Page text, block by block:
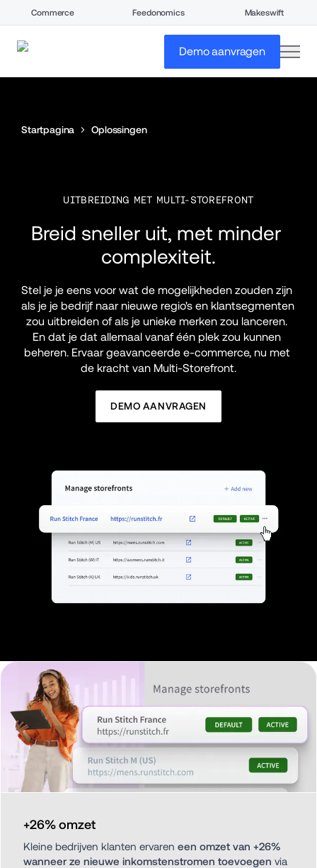
Commerce Feedonomics Makeswift
Demo aanvragen
Startpagina Oplossingen
UITBREIDING MET MULTI-STOREFRONT
Breid sneller uit, met minder
complexiteit.
Stel je je eens voor wat de mogelijkheden zouden zijn
als je je bedrijf naar nieuwe regio's en klantsegmenten
zou uitbreiden of als je unieke merken zou lanceren.
En dat je dat allemaal vanaf één plek zou kunnen
beheren. Ervaar geavanceerde e-commerce, nu met
de kracht van Multi-Storefront.
DEMO AANVRAGEN
+26% omzet
Kleine bedrijven klanten ervaren een omzet van +26%
wanneer ze nieuwe inkomstenstromen toevoegen via